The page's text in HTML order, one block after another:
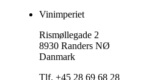
Vinimperiet
Rismøllegade 2
8930 Randers NØ
Danmark
Tlf. +45 28 69 68 28